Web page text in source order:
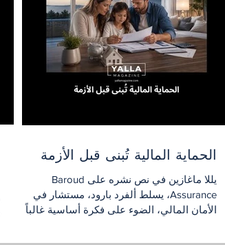
الحماية المالية تُبنى قبل الأزمة
يللا ماغازين في نص نشره على Baroud
Assurance، يسلط ألفرد بارود، مستشار في
الأمان المالي، الضوء على فكرة أساسية غالباً ما